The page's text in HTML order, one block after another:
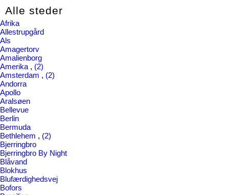
Alle steder
Afrika
Allestrupgård
Als
Amagertorv
Amalienborg
Amerika , (2)
Amsterdam , (2)
Andorra
Apollo
Aralsøen
Bellevue
Berlin
Bermuda
Bethlehem , (2)
Bjerringbro
Bjerringbro By Night
Blåvand
Blokhus
Blufærdighedsvej
Bofors